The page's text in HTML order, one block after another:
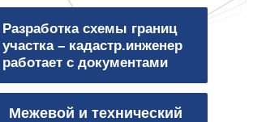
Разработка схемы границ
участка – кадастр.инженер
работает с документами
Межевой и технический